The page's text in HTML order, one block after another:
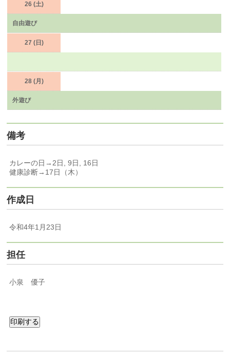
26 (土)
自由遊び
27 (日)
28 (月)
外遊び
備考
カレーの日→2日, 9日, 16日
健康診断→17日（木）
作成日
令和4年1月23日
担任
小泉 優子
印刷する